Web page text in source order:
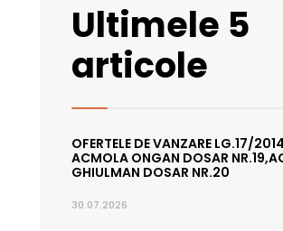
Ultimele 5
articole
OFERTELE DE VANZARE LG.17/2014
ACMOLA ONGAN DOSAR
GHIULMAN DOSAR NR.20
30.07.2026